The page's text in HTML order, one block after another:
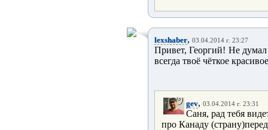
lexshaber, 03.04.2014 г. 23:27
Привет, Георгий! Не думал
всегда твоё чёткое
gev, 03.04.2014 г. 23:31
Саня, рад тебя
про Канаду